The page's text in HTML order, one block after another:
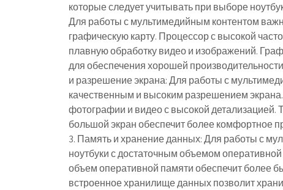
которые следует учитывать при выборе
Для работы с мультимедийным контентом
графическую карту. Процессор с высокой
плавную обработку видео и изображений.
для обеспечения хорошей
и разрешение экрана: Для работы с
качественным и высоким разрешением
фотографии и видео с высокой детализацией.
большой экран обеспечит более комфортное
3. Память и хранение данных: Для работы с
ноутбуки с достаточным объемом
объем оперативной памяти обеспечит более
встроенное хранилище данных позволит